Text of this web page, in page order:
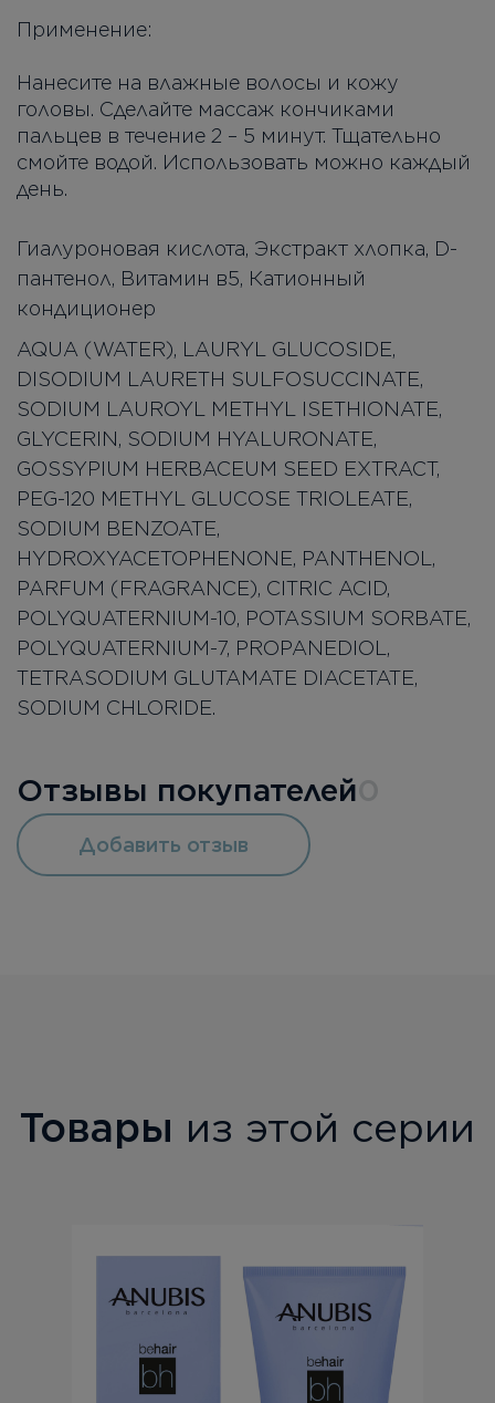
Применение:
Нанесите на влажные волосы и кожу
головы. Сделайте массаж кончиками
пальцев в течение 2 – 5 минут. Тщательно
смойте водой. Использовать можно каждый
день.
Гиалуроновая кислота, Экстракт хлопка, D-
пантенол, Витамин в5, Катионный
кондиционер
AQUA (WATER), LAURYL GLUCOSIDE,
DISODIUM LAURETH SULFOSUCCINATE,
SODIUM LAUROYL METHYL ISETHIONATE,
GLYCERIN, SODIUM HYALURONATE,
GOSSYPIUM HERBACEUM SEED EXTRACT,
PEG-120 METHYL GLUCOSE TRIOLEATE,
SODIUM BENZOATE,
HYDROXYACETOPHENONE, PANTHENOL,
PARFUM (FRAGRANCE), CITRIC ACID,
POLYQUATERNIUM-10, POTASSIUM SORBATE,
POLYQUATERNIUM-7, PROPANEDIOL,
TETRASODIUM GLUTAMATE DIACETATE,
SODIUM CHLORIDE.
Отзывы покупателей
Добавить отзыв
Товары из этой серии